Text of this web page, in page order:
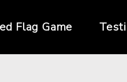
Flag Game